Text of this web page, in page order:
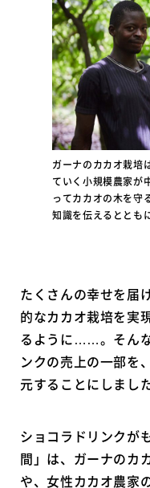
ガーナのカカオ栽培
ていく小規模農家
ってカカオの木を守
知識を伝えるととも
たくさんの幸せを届
的なカカオ栽培を実
るように……。そん
ンクの売上の一部を
元することにしました
ショコラドリンクが
間」は、ガーナのカ
や、女性カカオ農家